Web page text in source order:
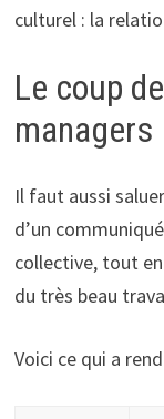
culturel : la
Le coup
managers
Il faut aussi
d’un
collective, tout
du très beau
Voici ce qui a